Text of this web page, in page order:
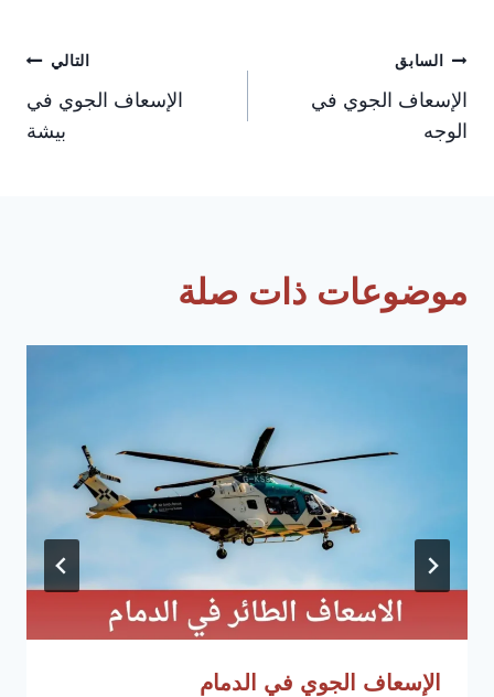
تصفّح
المقالات
السابق
الإسعاف الجوي في
الوجه
التالي
الإسعاف الجوي في
بيشة
موضوعات ذات صلة
الإسعاف الجوي في الدمام